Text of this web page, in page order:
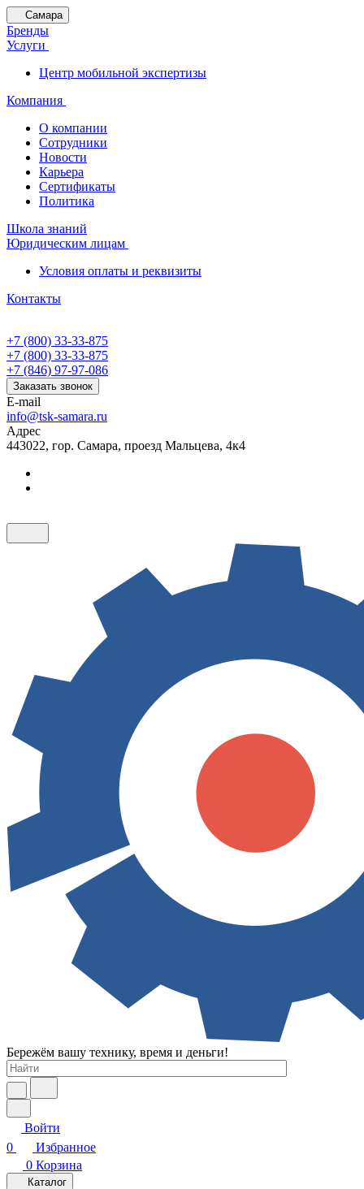
Самара
Бренды
Услуги
Центр мобильной экспертизы
Компания
О компании
Сотрудники
Новости
Карьера
Сертификаты
Политика
Школа знаний
Юридическим лицам
Условия оплаты и реквизиты
Контакты
+7 (800) 33-33-875
+7 (800) 33-33-875
+7 (846) 97-97-086
Заказать звонок
E-mail
info@tsk-samara.ru
Адрес
443022, гор. Самара, проезд Мальцева, 4к4
Бережём вашу технику, время и деньги!
Войти
0
Избранное
0 Корзина
Каталог